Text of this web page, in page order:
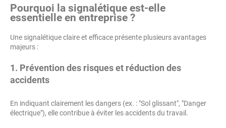
Pourquoi la signalétique est-elle
essentielle en entreprise ?
Une signalétique claire et efficace présente plusieurs avantages
majeurs :
1. Prévention des risques et réduction des
accidents
En indiquant clairement les dangers (ex. : "Sol glissant", "Danger
électrique"), elle contribue à éviter les accidents du travail.